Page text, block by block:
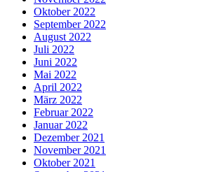
Oktober 2022
September 2022
August 2022
Juli 2022
Juni 2022
Mai 2022
April 2022
März 2022
Februar 2022
Januar 2022
Dezember 2021
November 2021
Oktober 2021